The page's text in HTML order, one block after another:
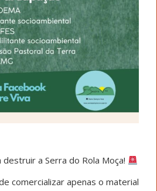
a Serra do Rola Moça!
comercializar apenas o material